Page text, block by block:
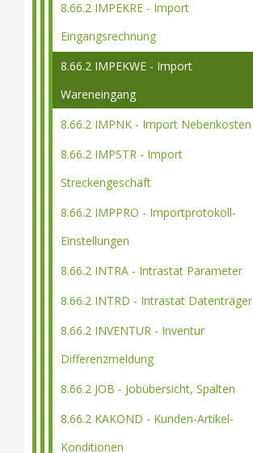
8.66.2 IMPEKRE - Import
Eingangsrechnung
8.66.2 IMPEKWE - Import
Wareneingang
8.66.2 IMPNK - Import Nebenkosten
8.66.2 IMPSTR - Import
Streckengeschäft
8.66.2 IMPPRO - Importprotokoll-
Einstellungen
8.66.2 INTRA - Intrastat Parameter
8.66.2 INTRD - Intrastat Datenträger
8.66.2 INVENTUR - Inventur
Differenzmeldung
8.66.2 JOB - Jobübersicht, Spalten
8.66.2 KAKOND - Kunden-Artikel-
Konditionen